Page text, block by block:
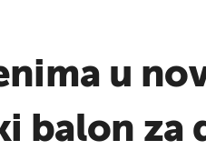
u
balon za